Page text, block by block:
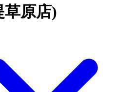
草原店)